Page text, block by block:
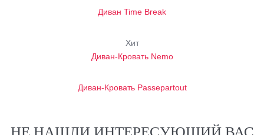
Диван Time Break
Хит
Диван-Кровать Nemo
Диван-Кровать Passepartout
НЕ НАШЛИ ИНТЕРЕСУЮЩИЙ ВАС